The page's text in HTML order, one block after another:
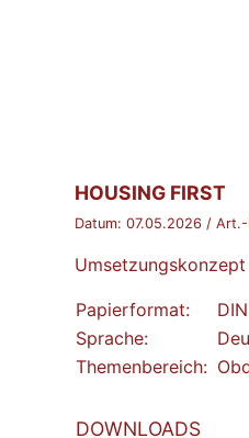
BROSCHÜRE:
HOUSING FIRST
Datum: 07.05.2026 / Art.-
Papierformat:
Sprache:
Themenbereich:
DOWNLOADS